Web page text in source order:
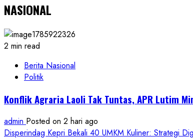
NASIONAL
2 min read
Berita Nasional
Politik
Konflik Agraria Laoli Tak Tuntas, APR Lutim
admin Posted on 2 hari ago
Disperindag Kepri Bekali 40 UMKM Kuliner: Strategi